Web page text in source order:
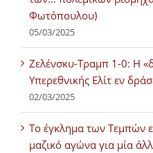
Φωτόπουλου)
05/03/2025
Ζελένσκυ-Τραμπ 1-0: Η
Υπερεθνικής Ελίτ εν
02/03/2025
Tο έγκλημα των Τεμπών
μαζικό αγώνα για μία